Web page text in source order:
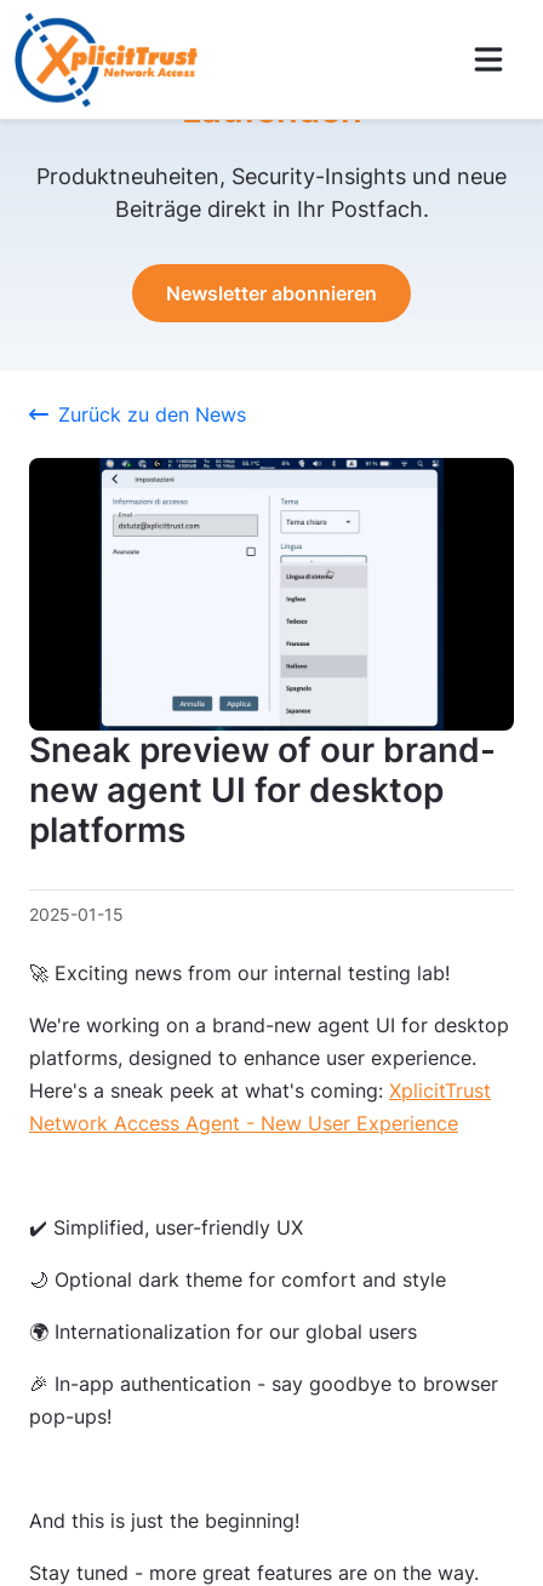
Bleiben Sie auf dem
Laufenden
Produktneuheiten, Security-Insights und neue
Beiträge direkt in Ihr Postfach.
Newsletter abonnieren
Zurück zu den News
Sneak preview of our brand-
new agent UI for desktop
platforms
2025-01-15
🚀 Exciting news from our internal testing lab!
We're working on a brand-new agent UI for desktop
platforms, designed to enhance user experience.
Here's a sneak peek at what's coming: XplicitTrust
Network Access Agent - New User Experience
✔️ Simplified, user-friendly UX
🌙 Optional dark theme for comfort and style
🌍 Internationalization for our global users
🎉 In-app authentication - say goodbye to browser
pop-ups!
And this is just the beginning!
Stay tuned - more great features are on the way.